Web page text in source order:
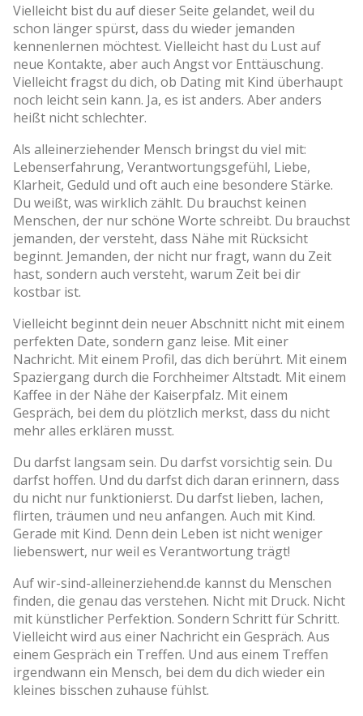
Vielleicht bist du auf dieser Seite gelandet, weil du
schon länger spürst, dass du wieder jemanden
kennenlernen möchtest. Vielleicht hast du Lust auf
neue Kontakte, aber auch Angst vor Enttäuschung.
Vielleicht fragst du dich, ob Dating mit Kind überhaupt
noch leicht sein kann. Ja, es ist anders. Aber anders
heißt nicht schlechter.
Als alleinerziehender Mensch bringst du viel mit:
Lebenserfahrung, Verantwortungsgefühl, Liebe,
Klarheit, Geduld und oft auch eine besondere Stärke.
Du weißt, was wirklich zählt. Du brauchst keinen
Menschen, der nur schöne Worte schreibt. Du brauchst
jemanden, der versteht, dass Nähe mit Rücksicht
beginnt. Jemanden, der nicht nur fragt, wann du Zeit
hast, sondern auch versteht, warum Zeit bei dir
kostbar ist.
Vielleicht beginnt dein neuer Abschnitt nicht mit einem
perfekten Date, sondern ganz leise. Mit einer
Nachricht. Mit einem Profil, das dich berührt. Mit einem
Spaziergang durch die Forchheimer Altstadt. Mit einem
Kaffee in der Nähe der Kaiserpfalz. Mit einem
Gespräch, bei dem du plötzlich merkst, dass du nicht
mehr alles erklären musst.
Du darfst langsam sein. Du darfst vorsichtig sein. Du
darfst hoffen. Und du darfst dich daran erinnern, dass
du nicht nur funktionierst. Du darfst lieben, lachen,
flirten, träumen und neu anfangen. Auch mit Kind.
Gerade mit Kind. Denn dein Leben ist nicht weniger
liebenswert, nur weil es Verantwortung trägt!
Auf wir-sind-alleinerziehend.de kannst du Menschen
finden, die genau das verstehen. Nicht mit Druck. Nicht
mit künstlicher Perfektion. Sondern Schritt für Schritt.
Vielleicht wird aus einer Nachricht ein Gespräch. Aus
einem Gespräch ein Treffen. Und aus einem Treffen
irgendwann ein Mensch, bei dem du dich wieder ein
kleines bisschen zuhause fühlst.